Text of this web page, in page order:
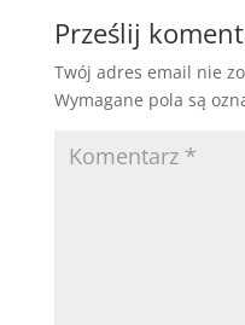
Prześlij
Twój adres email nie
Wymagane pola są